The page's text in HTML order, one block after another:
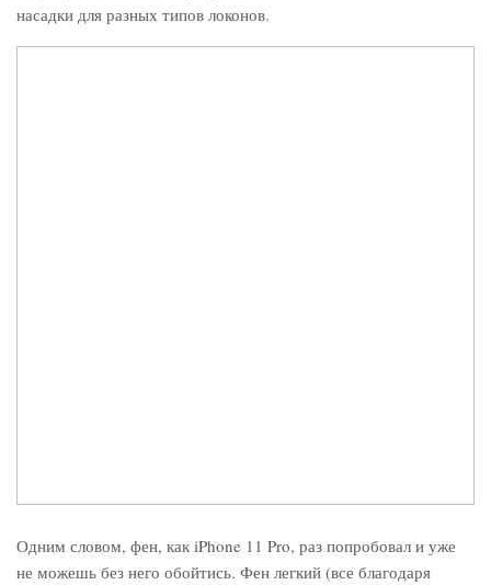
насадки для разных типов локонов.
Одним словом, фен, как iPhone 11 Pro, раз попробовал и уже
не можешь без него обойтись. Фен легкий (все благодаря